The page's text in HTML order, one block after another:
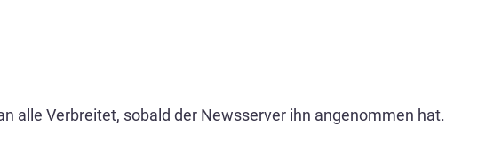
alle Verbreitet, sobald der Newsserver ihn angenommen hat.